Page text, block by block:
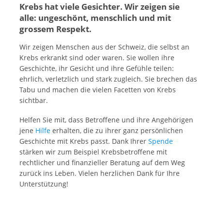
Krebs hat viele Gesichter. Wir zeigen sie
alle: ungeschönt, menschlich und mit
grossem Respekt.
Wir zeigen Menschen aus der Schweiz, die selbst an
Krebs erkrankt sind oder waren. Sie wollen ihre
Geschichte, ihr Gesicht und ihre Gefühle teilen:
ehrlich, verletzlich und stark zugleich. Sie brechen das
Tabu und machen die vielen Facetten von Krebs
sichtbar.
Helfen Sie mit, dass Betroffene und ihre Angehörigen
jene Hilfe erhalten, die zu ihrer ganz persönlichen
Geschichte mit Krebs passt. Dank Ihrer Spende
stärken wir zum Beispiel Krebsbetroffene mit
rechtlicher und finanzieller Beratung auf dem Weg
zurück ins Leben. Vielen herzlichen Dank für Ihre
Unterstützung!